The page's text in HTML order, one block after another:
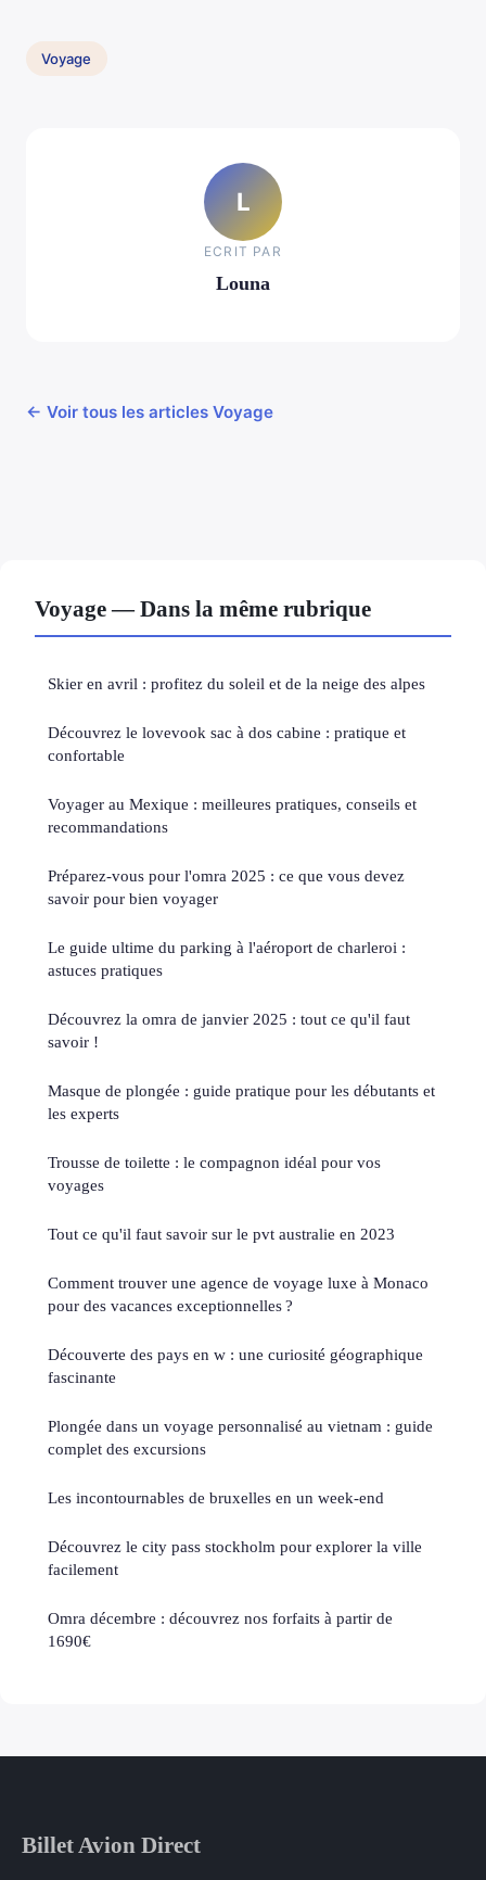
Voyage
L
ECRIT PAR
Louna
← Voir tous les articles Voyage
Voyage — Dans la même rubrique
Skier en avril : profitez du soleil et de la neige des alpes
Découvrez le lovevook sac à dos cabine : pratique et
confortable
Voyager au Mexique : meilleures pratiques, conseils et
recommandations
Préparez-vous pour l'omra 2025 : ce que vous devez
savoir pour bien voyager
Le guide ultime du parking à l'aéroport de charleroi :
astuces pratiques
Découvrez la omra de janvier 2025 : tout ce qu'il faut
savoir !
Masque de plongée : guide pratique pour les débutants et
les experts
Trousse de toilette : le compagnon idéal pour vos
voyages
Tout ce qu'il faut savoir sur le pvt australie en 2023
Comment trouver une agence de voyage luxe à Monaco
pour des vacances exceptionnelles ?
Découverte des pays en w : une curiosité géographique
fascinante
Plongée dans un voyage personnalisé au vietnam : guide
complet des excursions
Les incontournables de bruxelles en un week-end
Découvrez le city pass stockholm pour explorer la ville
facilement
Omra décembre : découvrez nos forfaits à partir de
1690€
Billet Avion Direct